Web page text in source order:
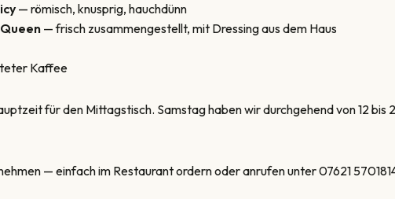
— römisch, knusprig, hauchdünn
— frisch zusammengestellt, mit Dressing aus dem Haus
Kaffee
für den Mittagstisch. Samstag haben wir durchgehend von 12
— einfach im Restaurant ordern oder anrufen unter07621